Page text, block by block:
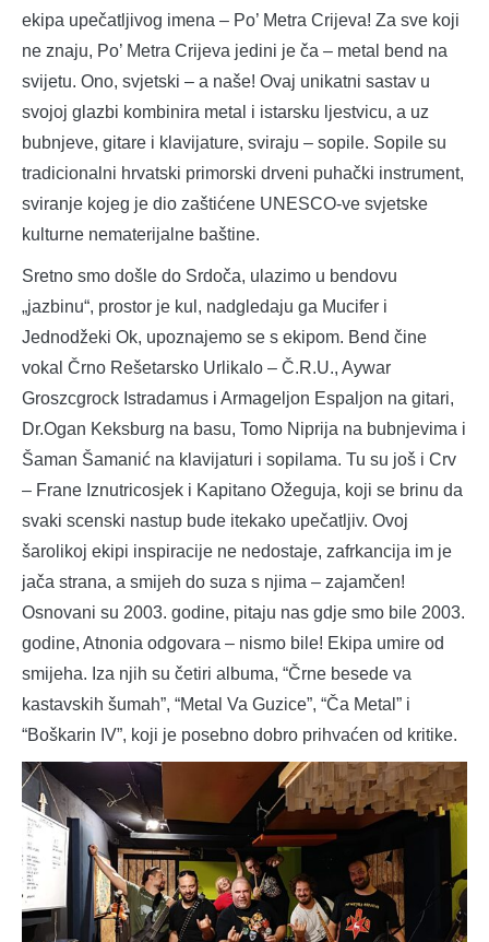
ekipa upečatljivog imena – Po’ Metra Crijeva! Za sve koji
ne znaju, Po’ Metra Crijeva jedini je ča – metal bend na
svijetu. Ono, svjetski – a naše! Ovaj unikatni sastav u
svojoj glazbi kombinira metal i istarsku ljestvicu, a uz
bubnjeve, gitare i klavijature, sviraju – sopile. Sopile su
tradicionalni hrvatski primorski drveni puhački instrument,
sviranje kojeg je dio zaštićene UNESCO-ve svjetske
kulturne nematerijalne baštine.
Sretno smo došle do Srdoča, ulazimo u bendovu
„jazbinu“, prostor je kul, nadgledaju ga Mucifer i
Jednodžeki Ok, upoznajemo se s ekipom. Bend čine
vokal Črno Rešetarsko Urlikalo – Č.R.U., Aywar
Groszcgrock Istradamus i Armageljon Espaljon na gitari,
Dr.Ogan Keksburg na basu, Tomo Niprija na bubnjevima i
Šaman Šamanić na klavijaturi i sopilama. Tu su još i Crv
– Frane Iznutricosjek i Kapitano Ožeguja, koji se brinu da
svaki scenski nastup bude itekako upečatljiv. Ovoj
šarolikoj ekipi inspiracije ne nedostaje, zafrkancija im je
jača strana, a smijeh do suza s njima – zajamčen!
Osnovani su 2003. godine, pitaju nas gdje smo bile 2003.
godine, Atnonia odgovara – nismo bile! Ekipa umire od
smijeha. Iza njih su četiri albuma, “Črne besede va
kastavskih šumah”, “Metal Va Guzice”, “Ča Metal” i
“Boškarin IV”, koji je posebno dobro prihvaćen od kritike.